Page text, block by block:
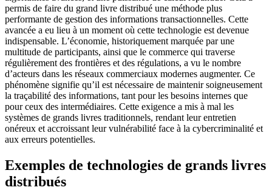
permis de faire du grand livre distribué une méthode plus
performante de gestion des informations transactionnelles. Cette
avancée a eu lieu à un moment où cette technologie est devenue
indispensable. L’économie, historiquement marquée par une
multitude de participants, ainsi que le commerce qui traverse
régulièrement des frontières et des régulations, a vu le nombre
d’acteurs dans les réseaux commerciaux modernes augmenter. Ce
phénomène signifie qu’il est nécessaire de maintenir soigneusement
la traçabilité des informations, tant pour les besoins internes que
pour ceux des intermédiaires. Cette exigence a mis à mal les
systèmes de grands livres traditionnels, rendant leur entretien
onéreux et accroissant leur vulnérabilité face à la cybercriminalité et
aux erreurs potentielles.
Exemples de technologies de grands livres
distribués